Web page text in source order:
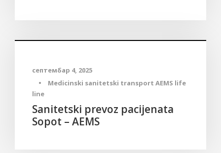
септембар 4, 2025
•
Medicinski sanitetski transport AEMS life
line
Sanitetski prevoz pacijenata
Sopot – AEMS